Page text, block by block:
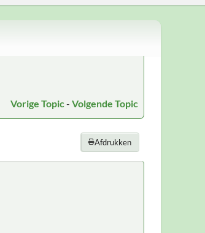
Vorige Topic - Volgende Topic
Afdrukken